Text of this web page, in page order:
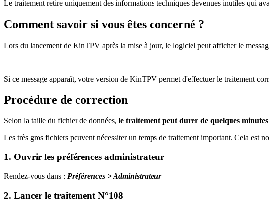
Le traitement retire uniquement des informations techniques devenues inutiles qui
Comment savoir si vous êtes concerné ?
Lors du lancement de KinTPV après la mise à jour, le logiciel peut afficher le
Si ce message apparaît, votre version de KinTPV permet d'effectuer le traitement
Procédure de correction
Selon la taille du fichier de données, le traitement peut durer de quelques
Les très gros fichiers peuvent nécessiter un temps de traitement important. Cela est
1. Ouvrir les préférences administrateur
Rendez-vous dans : Préférences > Administrateur
2. Lancer le traitement N°108